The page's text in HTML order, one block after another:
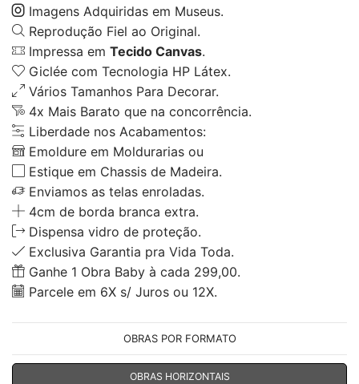
Imagens Adquiridas em Museus.
Reprodução Fiel ao Original.
Impressa em Tecido Canvas.
Giclée com Tecnologia HP Látex.
Vários Tamanhos Para Decorar.
4x Mais Barato que na concorrência.
Liberdade nos Acabamentos:
Emoldure em Moldurarias ou
Estique em Chassis de Madeira.
Enviamos as telas enroladas.
4cm de borda branca extra.
Dispensa vidro de proteção.
Exclusiva Garantia pra Vida Toda.
Ganhe 1 Obra Baby à cada 299,00.
Parcele em 6X s/ Juros ou 12X.
OBRAS POR FORMATO
OBRAS HORIZONTAIS